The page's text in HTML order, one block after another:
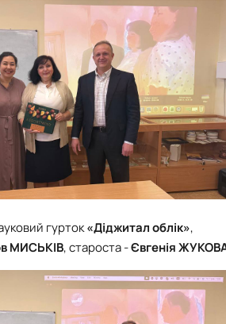
гурток«Діджитал облік»,
МИСЬКІВ, староста -Євгенія